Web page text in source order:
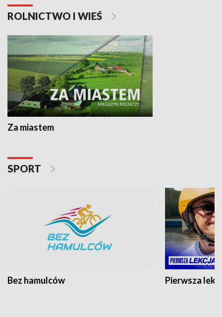
ROLNICTWO I WIEŚ
Za miastem
SPORT
Bez hamulców Pierwsza